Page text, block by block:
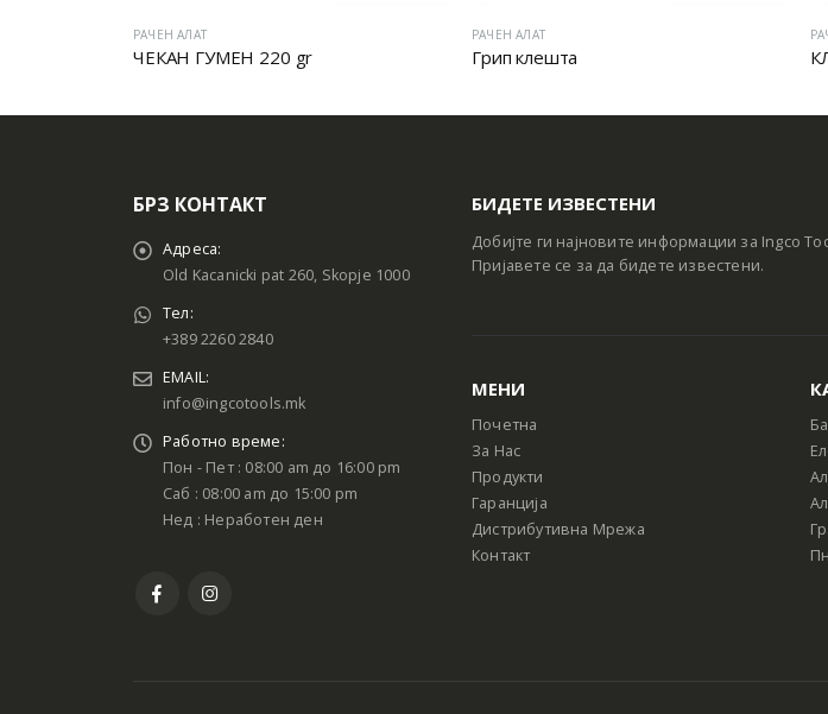
РАЧЕН АЛАТ
ЧЕКАН ГУМЕН 220 gr
РАЧЕН АЛАТ
Грип клешта
БРЗ КОНТАКТ
Адреса:
Old Kacanicki pat 260, Skopje 1000
Тел:
+389 2260 2840
EMAIL:
info@ingcotools.mk
Работно време:
Пон - Пет : 08:00 am до 16:00 pm
Саб : 08:00 am до 15:00 pm
Нед : Неработен ден
БИДЕТЕ ИЗВЕСТЕНИ
Добијте ги најновите информации за Ingco
Пријавете се за да бидете известени.
МЕНИ
Почетна
За Нас
Продукти
Гаранција
Дистрибутивна Мрежа
Контакт